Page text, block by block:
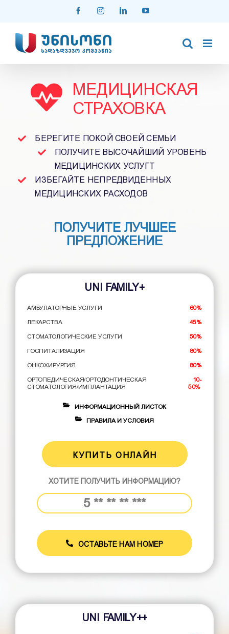
content
FacebookInstagramLinkedInYouTube
МЕДИЦИНСКАЯ
СТРАХОВКА
БЕРЕГИТЕ ПОКОЙ СВОЕЙ СЕМЬИ
ПОЛУЧИТЕ ВЫСОЧАЙШИЙ УРОВЕНЬ
МЕДИЦИНСКИХ УСЛУГT
ИЗБЕГАЙТЕ НЕПРЕДВИДЕННЫХ
МЕДИЦИНСКИХ РАСХОДОВ
ПОЛУЧИТЕ ЛУЧШЕЕ
ПРЕДЛОЖЕНИЕ
UNI FAMILY+
АМБУЛАТОРНЫЕ УСЛУГИ
60%
ЛЕКАРСТВА
45%
СТОМАТОЛОГИЧЕСКИЕ УСЛУГИ
50%
ГОСПИТАЛИЗАЦИЯ
80%
ОНКОХИРУРГИЯ
80%
ОРТОПЕДИЧЕСКАЯ/ОРТОДОНТИЧЕСКАЯ
СТОМАТОЛОГИЯ/ИМПЛАНТАЦИЯ
10-
50%
ИНФОРМАЦИОННЫЙ ЛИСТОК
ПРАВИЛА И УСЛОВИЯ
КУПИТЬ ОНЛАЙН
ХОТИТЕ ПОЛУЧИТЬ ИНФОРМАЦИЮ?
ОСТАВЬТЕ НАМ НОМЕР
UNI FAMILY++